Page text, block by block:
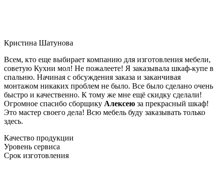
Кристина Шатунова
Всем, кто еще выбирает компанию для изготовления мебели,
советую Кухни мол! Не пожалеете! Я заказывала шкаф-купе в
спальню. Начиная с обсуждения заказа и заканчивая
монтажом никаких проблем не было. Все было сделано очень
быстро и качественно. К тому же мне ещё скидку сделали!
Огромное спасибо сборщику Алексею за прекрасный шкаф!
Это мастер своего дела! Всю мебель буду заказывать только
здесь.
Качество продукции
Уровень сервиса
Срок изготовления